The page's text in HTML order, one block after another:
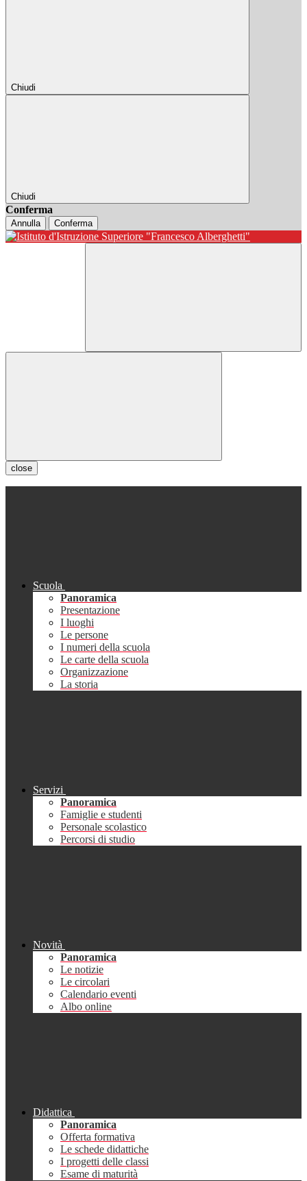
Chiudi
Chiudi
Conferma
Annulla Conferma
close
Scuola
Panoramica
Presentazione
I luoghi
Le persone
I numeri della scuola
Le carte della scuola
Organizzazione
La storia
Servizi
Panoramica
Famiglie e studenti
Personale scolastico
Percorsi di studio
Novità
Panoramica
Le notizie
Le circolari
Calendario eventi
Albo online
Didattica
Panoramica
Offerta formativa
Le schede didattiche
I progetti delle classi
Esame di maturità